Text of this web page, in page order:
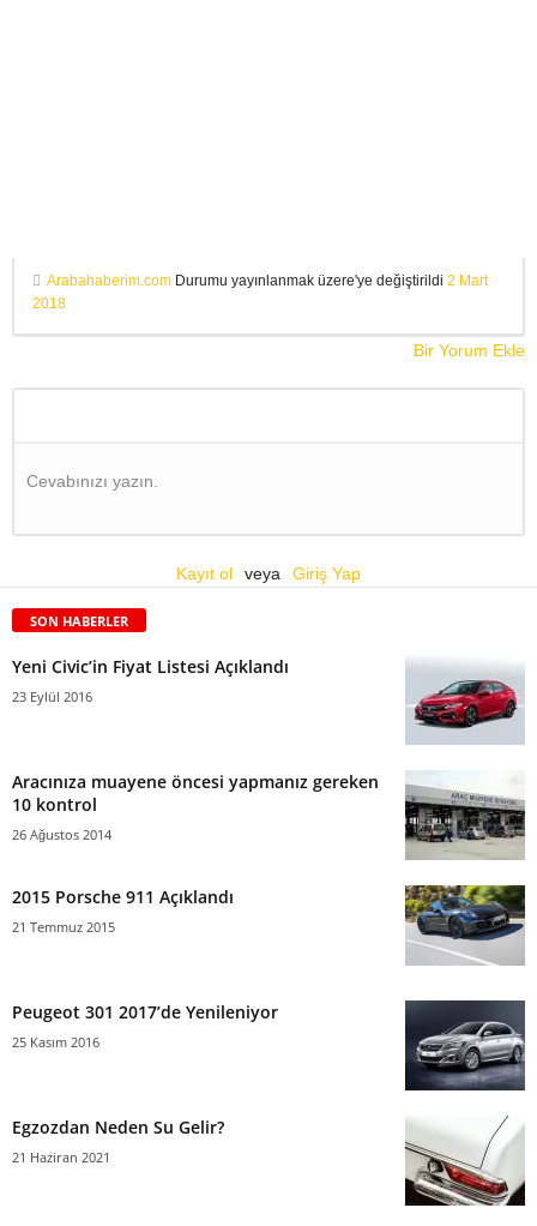
Arabahaberim.com Durumu yayınlanmak üzere'ye değiştirildi 2 Mart
2018
Bir Yorum Ekle
Cevabınızı yazın.
Kayıt ol veya Giriş Yap
SON HABERLER
Yeni Civic’in Fiyat Listesi Açıklandı
23 Eylül 2016
Aracınıza muayene öncesi yapmanız gereken
10 kontrol
26 Ağustos 2014
2015 Porsche 911 Açıklandı
21 Temmuz 2015
Peugeot 301 2017’de Yenileniyor
25 Kasım 2016
Egzozdan Neden Su Gelir?
21 Haziran 2021